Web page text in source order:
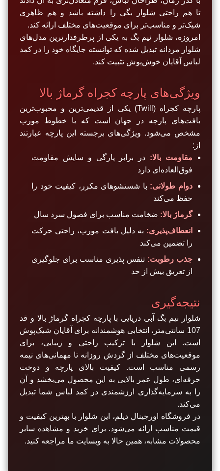
تا هم راحتی شلوار بگی را داشته باشد و هم ظاهری
شیک‌تر و مناسب‌تر برای موقعیت‌های مختلف ارائه کند.
امروزه، شلوار نیم بگ به یکی از پرطرفدارترین مدل‌های
شلوار مردانه تبدیل شده که توانسته جایگاه خود را در کمد
لباس آقایان خوش‌پوش تثبیت کند.
ویژگی‌های پارچه کجراه گرماژ بالا
پارچه کجراه (Twill) یکی از قدیمی‌ترین و محبوب‌ترین
بافت‌های پارچه در جهان است که با خطوط مورب
مشخص می‌شود. ویژگی‌های برجسته این پارچه عبارتند
از:
مقاومت بالا: در برابر پارگی و سایش مقاومت
فوق‌العاده‌ای دارد
دوام طولانی: با شستشوهای مکرر، کیفیت خود را
حفظ می‌کند
گرماژ بالا: ضخامت مناسب برای فصول سرد سال
انعطاف‌پذیری: به دلیل بافت مورب، راحتی حرکت
را تضمین می‌کند
جذب رطوبت: تنفس پذیری مناسب برای جلوگیری
از تعریق بیش از حد
نتیجه‌گیری
شلوار نیم بگ آبی دریایی با پارچه کجراه گرماژ بالا و قد
107 سانتی‌متر، انتخابی هوشمندانه برای آقایان شیک‌پوش
است. این شلوار با ترکیب راحتی و زیبایی، برای
موقعیت‌های مختلف از گردش روزانه تا مهمانی‌های نیمه
رسمی مناسب است. کیفیت بالای پارچه و دوخت
حرفه‌ای، طول عمر بالایی به این محصول می‌بخشد و آن
را به سرمایه‌گذاری ارزشمندی در کمد لباس شما تبدیل
می‌کند.
در فروشگاه اورجینال دیلم، این شلوار با بهترین کیفیت و
قیمت مناسب ارائه می‌شود. برای خرید و مشاهده سایر
محصولات مشابه، همین حالا به وبسایت ما مراجعه کنید.